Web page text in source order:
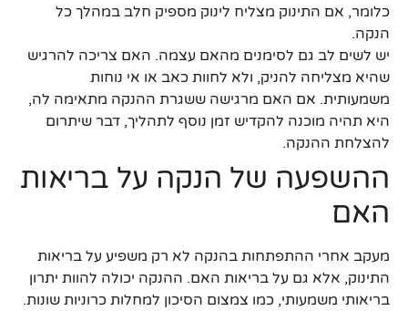
כלומר, אם התינוק מצליח לינוק מספיק חלב במהלך כל
הנקה.
יש לשים לב גם לסימנים מהאם עצמה. האם צריכה להרגיש
שהיא מצליחה להניק, ולא לחוות כאב או אי נוחות
משמעותית. אם האם מרגישה ששגרת ההנקה מתאימה לה,
היא תהיה מוכנה להקדיש זמן נוסף לתהליך, דבר שיתרום
להצלחת ההנקה.
ההשפעה של הנקה על בריאות
האם
מעקב אחרי ההתפתחות בהנקה לא רק משפיע על בריאות
התינוק, אלא גם על בריאות האם. ההנקה יכולה להוות יתרון
בריאותי משמעותי, כמו צמצום הסיכון למחלות כרוניות שונות.